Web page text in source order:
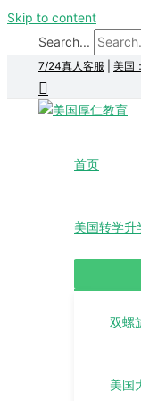
Skip to content
Search...
7/24真人客服 美国
首页
美国转学升
双螺
美国